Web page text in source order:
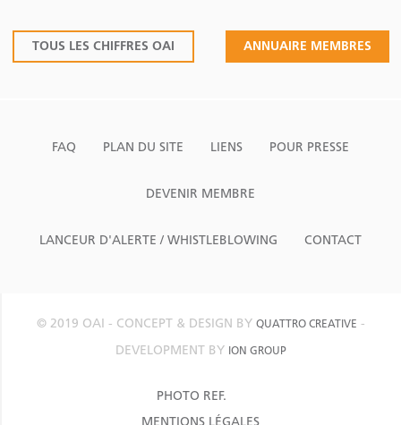
TOUS LES CHIFFRES OAI ANNUAIRE MEMBRES
FAQ PLAN DU SITE LIENS POUR PRESSE
DEVENIR MEMBRE
LANCEUR D'ALERTE / WHISTLEBLOWING CONTACT
© 2019 OAI - CONCEPT & DESIGN BY QUATTRO CREATIVE -
DEVELOPMENT BY
ION GROUP
PHOTO REF.